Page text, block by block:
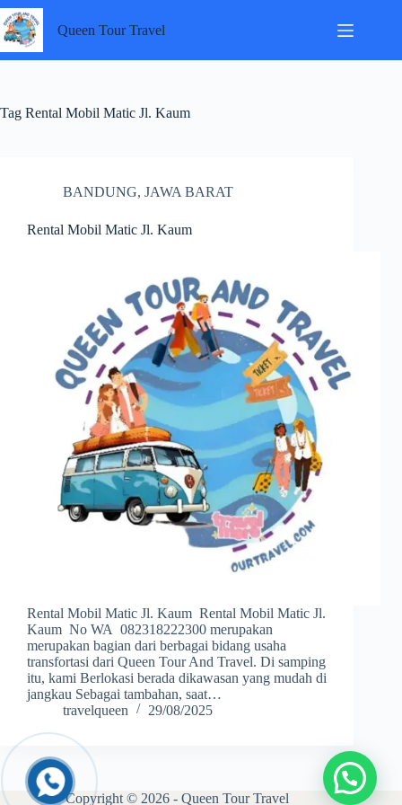
Skip
to
content
Queen Tour Travel
Tag Rental Mobil Matic Jl. Kaum
BANDUNG, JAWA BARAT
Rental Mobil Matic Jl. Kaum
Rental Mobil Matic Jl. Kaum Rental Mobil Matic Jl.
Kaum No WA 082318222300 merupakan
merupakan bagian dari berbagai bidang usaha
transfortasi dari Queen Tour And Travel. Di samping
itu, kami Berlokasi berada dikawasan yang mudah di
jangkau Sebagai tambahan, saat…
travelqueen
29/08/2025
Copyright © 2026 - Queen Tour Travel